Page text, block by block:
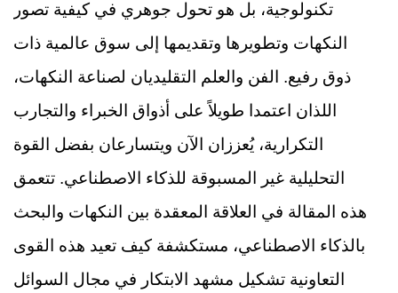
تكنولوجية، بل هو تحول جوهري في كيفية تصور
النكهات وتطويرها وتقديمها إلى سوق عالمية ذات
ذوق رفيع. الفن والعلم التقليديان لصناعة النكهات،
اللذان اعتمدا طويلاً على أذواق الخبراء والتجارب
التكرارية، يُعززان الآن ويتسارعان بفضل القوة
التحليلية غير المسبوقة للذكاء الاصطناعي. تتعمق
هذه المقالة في العلاقة المعقدة بين النكهات والبحث
بالذكاء الاصطناعي، مستكشفة كيف تعيد هذه القوى
التعاونية تشكيل مشهد الابتكار في مجال السوائل